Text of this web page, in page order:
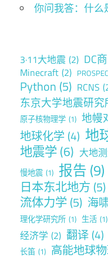
你问我答：什么
3·11大地震 (2) DC
Minecraft (2)
Python (5) RCNS
东京大学地震研究
原子核物理学 (1) 地幔
地球化学 (4) 地
地震学(6) 大地
慢地震 (1) 报告(9)
日本东北地方 (5)
流体力学(5) 海
理化学研究所 (1) 生活 (1)
经济学 (2) 翻译 (4)
长笛 (1) 高能地球